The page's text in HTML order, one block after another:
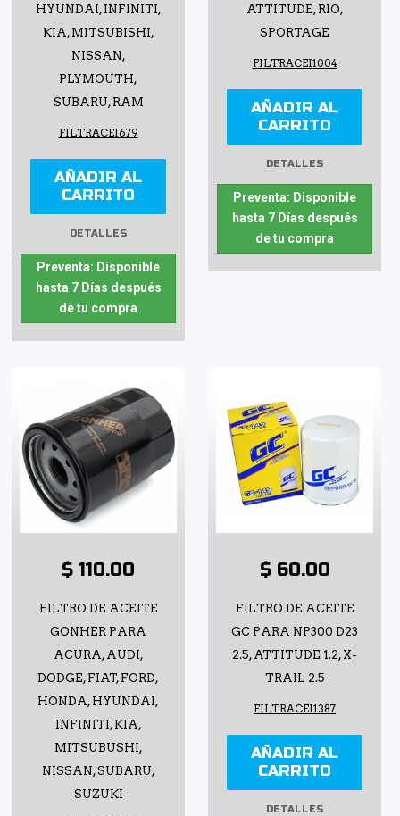
HYUNDAI, INFINITI,
KIA, MITSUBISHI,
NISSAN,
PLYMOUTH,
SUBARU, RAM
FILTRACEI679
AÑADIR AL
CARRITO
DETALLES
Preventa: Disponible
hasta 7 Días después
de tu compra
ATTITUDE, RIO,
SPORTAGE
FILTRACEI1004
AÑADIR AL
CARRITO
DETALLES
Preventa: Disponible
hasta 7 Días después
de tu compra
$ 110.00
FILTRO DE ACEITE
GONHER PARA
ACURA, AUDI,
DODGE, FIAT, FORD,
HONDA, HYUNDAI,
INFINITI, KIA,
MITSUBUSHI,
NISSAN, SUBARU,
SUZUKI
$ 60.00
FILTRO DE ACEITE
GC PARA NP300 D23
2.5, ATTITUDE 1.2, X-
TRAIL 2.5
FILTRACEI1387
AÑADIR AL
CARRITO
DETALLES